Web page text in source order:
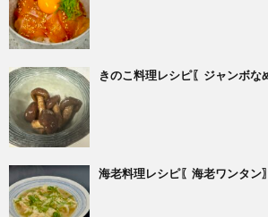
きのこ料理レシピ〖ジャンボな
海老料理レシピ〖海老ワンタン〗